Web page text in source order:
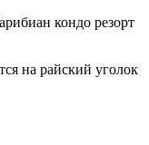
на райский уголок